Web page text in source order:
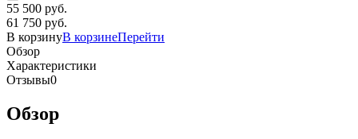
55 500 руб.
61 750 руб.
В корзинуВ корзинеПерейти
Обзор
Характеристики
Отзывы0
Обзор